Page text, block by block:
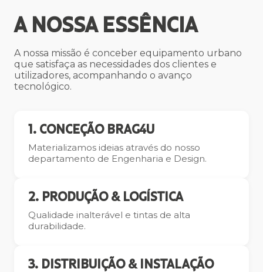
A NOSSA ESSÊNCIA
A nossa missão é conceber equipamento urbano
que satisfaça as necessidades dos clientes e
utilizadores, acompanhando o avanço
tecnológico.
1. CONCEÇÃO BRAG4U
Materializamos ideias através do nosso
departamento de Engenharia e Design.
2. PRODUÇÃO & LOGÍSTICA
Qualidade inalterável e tintas de alta
durabilidade.
3. DISTRIBUIÇÃO & INSTALAÇÃO